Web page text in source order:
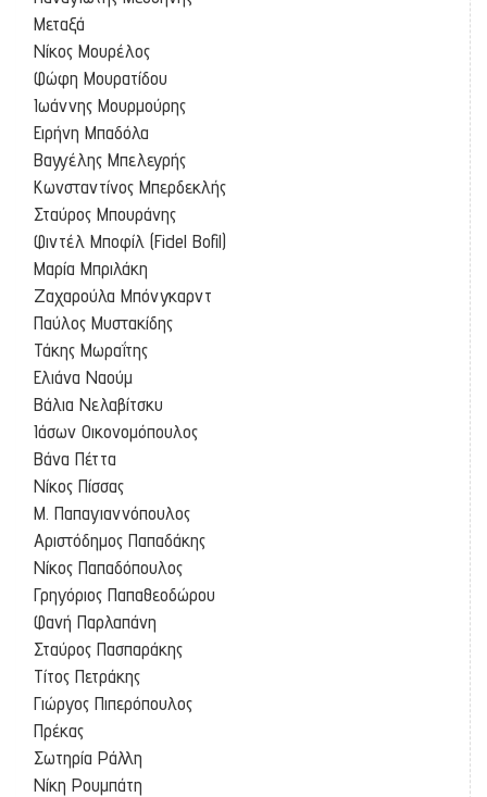
Μεταξά
Νίκος Μουρέλος
Φώφη Μουρατίδου
Ιωάννης Μουρμούρης
Ειρήνη Μπαδόλα
Βαγγέλης Μπελεγρής
Κωνσταντίνος Μπερδεκλής
Σταύρος Μπουράνης
Φιντέλ Μποφίλ (Fidel Bofil)
Μαρία Μπριλάκη
Ζαχαρούλα Μπόνγκαρντ
Παύλος Μυστακίδης
Τάκης Μωραΐτης
Ελιάνα Ναούμ
Βάλια Νελαβίτσκυ
Ιάσων Οικονομόπουλος
Βάνα Πέττα
Νίκος Πίσσας
Μ. Παπαγιαννόπουλος
Αριστόδημος Παπαδάκης
Νίκος Παπαδόπουλος
Γρηγόριος Παπαθεοδώρου
Φανή Παρλαπάνη
Σταύρος Πασπαράκης
Τίτος Πετράκης
Γιώργος Πιπερόπουλος
Πρέκας
Σωτηρία Ράλλη
Νίκη Ρουμπάτη